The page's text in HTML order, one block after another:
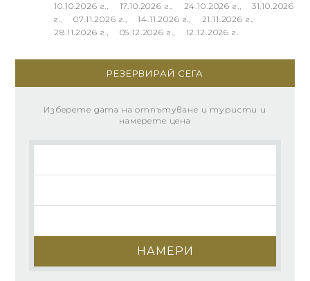
10.10.2026 г., 17.10.2026 г., 24.10.2026 г., 31.10.2026
г., 07.11.2026 г., 14.11.2026 г., 21.11.2026 г.,
28.11.2026 г., 05.12.2026 г., 12.12.2026 г.
РЕЗЕРВИРАЙ СЕГА
Изберете дата на отпътуване и туристи и
намерете цена
НАМЕРИ